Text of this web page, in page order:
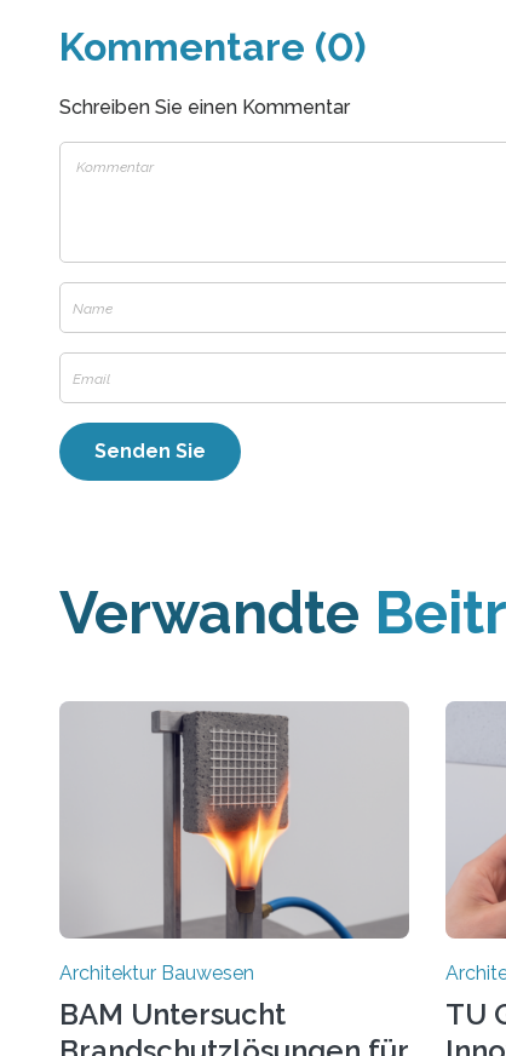
Kommentare (0)
Schreiben Sie einen Kommentar
Verwandte
Architektur Bauwesen
BAM Untersucht
TU